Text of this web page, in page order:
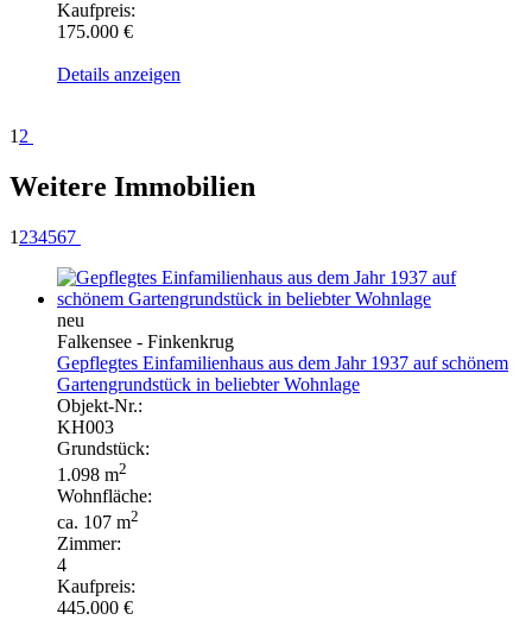
Kaufpreis:
175.000 €
Details anzeigen
1 2
Weitere Immobilien
1 234567
neu
Falkensee - Finkenkrug
Gepflegtes Einfamilienhaus aus dem Jahr 1937 auf schönem
Gartengrundstück in beliebter Wohnlage
Objekt-Nr.:
KH003
Grundstück:
1.098 m2
Wohnfläche:
ca. 107 m2
Zimmer:
4
Kaufpreis:
445.000 €